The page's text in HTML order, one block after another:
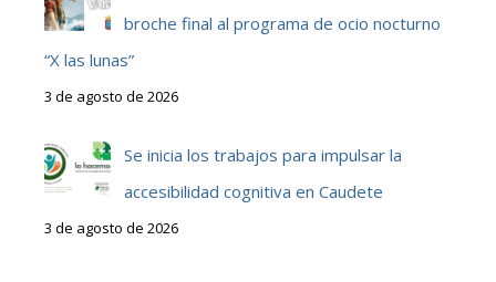
broche final al programa de ocio nocturno
“X las lunas”
3 de agosto de 2026
Se inicia los trabajos para impulsar la
accesibilidad cognitiva en Caudete
3 de agosto de 2026